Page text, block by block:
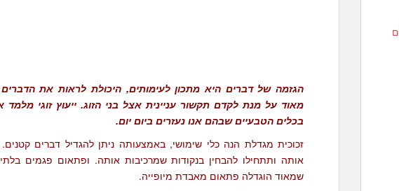
הגזמה של דברים היא מתכון לעימותים, היכולת לראות את הדברים
מאוד על מנת לקדם תקשור עניינית אצל בני הזוג. ייעוץ זוגי
בכלים הטבעיים שבהם אנו נעזרים ביום יום.
זכוכית מגדלת הנה כלי שימושי, באמצעותה ניתן להגדיל דברים
אותה ותתחילו להבחין בנקודות שמרכיבות אותה. ופתאום פגמים
שמאוד הוגדלה פתאום מאבדת מיופייה.